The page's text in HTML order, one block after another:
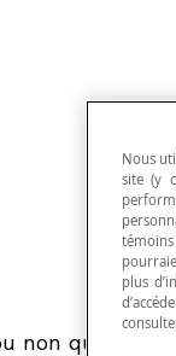
non qui sert à
Nous
site (y
plus